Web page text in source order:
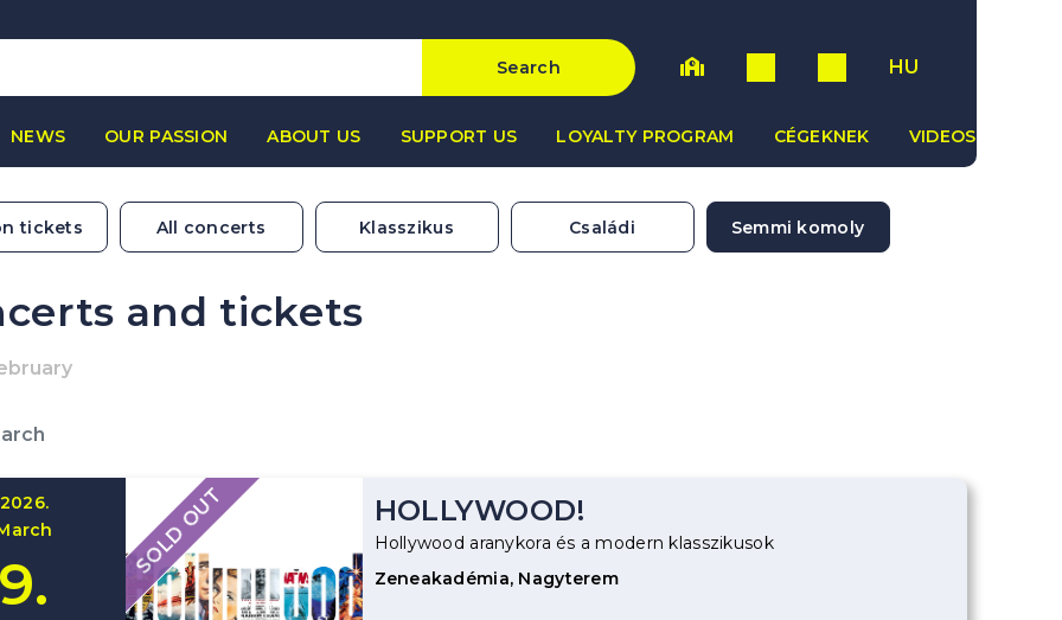
Search HU
NEWS OUR PASSION ABOUT US SUPPORT US LOYALTY PROGRAM CÉGEKNEK VIDEOS
tickets All concerts Klasszikus Családi Semmi komoly
and tickets
2026.
9.
SOLD OUT HOLLYWOOD!
Hollywood aranykora és a modern klasszikusok
Zeneakadémia, Nagyterem